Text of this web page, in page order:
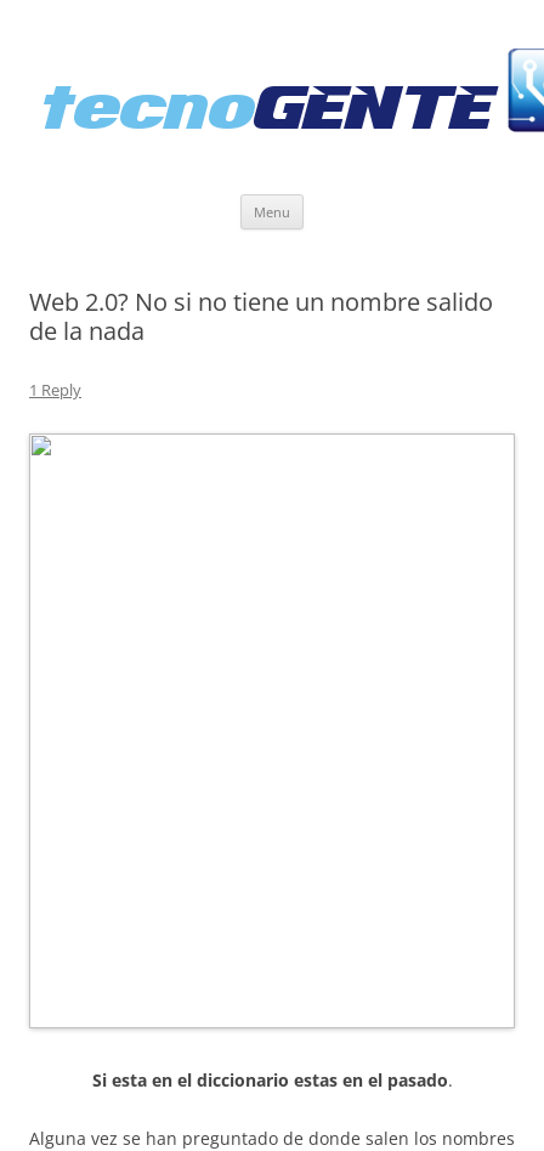
Menu
Web 2.0? No si no tiene un nombre salido
de la nada
1 Reply
Si esta en el diccionario estas en el pasado.
Alguna vez se han preguntado de donde salen los nombres